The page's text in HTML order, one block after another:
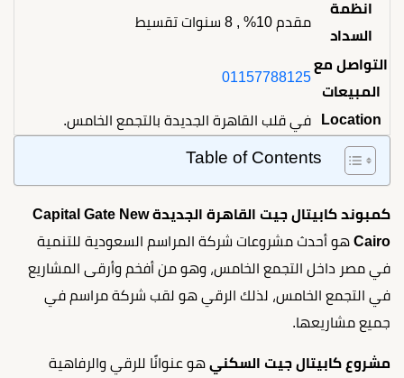
انظمة
السداد
مقدم 10% , 8 سنوات تقسيط
التواصل مع
المبيعات
01157788125
Location في قلب القاهرة الجديدة بالتجمع الخامس.
Table of Contents
كمبوند كابيتال جيت القاهرة الجديدة Capital Gate New
Cairo هو أحدث مشروعات شركة المراسم السعودية للتنمية
في مصر داخل التجمع الخامس، وهو من أفخم وأرقى المشاريع
في التجمع الخامس، لذلك الرقي هو لقب شركة مراسم في
جميع مشاريعها.
مشروع كابيتال جيت السكني هو عنوانًا للرقي والرفاهية